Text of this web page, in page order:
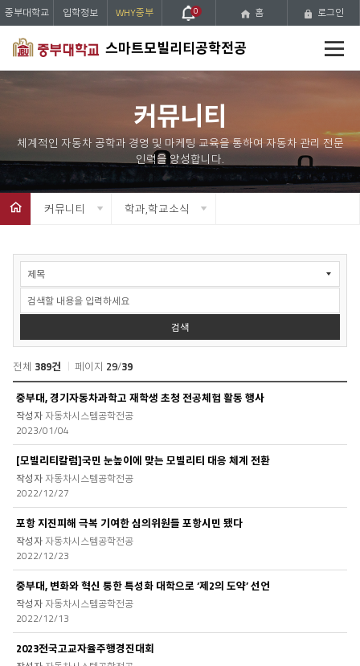
스마트모빌리티공학전공
메
뉴
중부대학교 입학정보 WHY중부 0 홈 로그인
커뮤니티
커뮤니티 학과,학교소식
공
항
색
검색
전체 389건 페이지 29/39
공
지
사
항
목
록
중부대, 경기자동차과학고 재학생 초청 전공체험 활동 행사
자동차시스템공학전공
2023/01/04
[모빌리티칼럼]국민 눈높이에 맞는 모빌리티 대응 체계 전환
자동차시스템공학전공
2022/12/27
포항 지진피해 극복 기여한 심의위원들 포항시민 됐다
자동차시스템공학전공
2022/12/23
중부대, 변화와 혁신 통한 특성화 대학으로 ‘제2의 도약’ 선언
자동차시스템공학전공
2022/12/13
2023전국고교자율주행경진대회